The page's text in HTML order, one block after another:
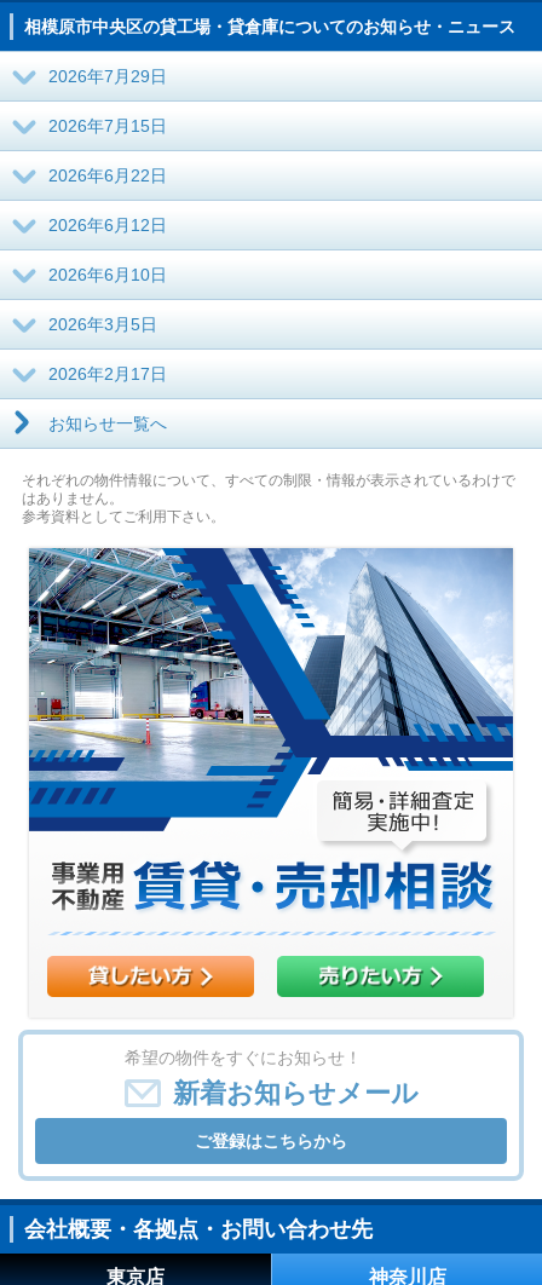
相模原市中央区の貸工場・貸倉庫についてのお知らせ・ニュース
2026年7月29日
2026年7月15日
2026年6月22日
2026年6月12日
2026年6月10日
2026年3月5日
2026年2月17日
お知らせ一覧へ
それぞれの物件情報について、すべての制限・情報が表示されているわけで
はありません。
参考資料としてご利用下さい。
希望の物件をすぐにお知らせ！
新着お知らせメール
ご登録はこちらから
会社概要・各拠点・お問い合わせ先
東京店 神奈川店